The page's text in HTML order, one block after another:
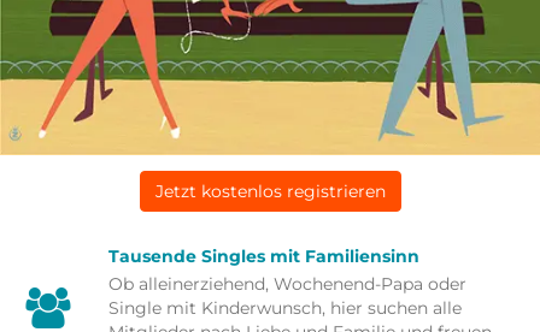
Jetzt kostenlos registrieren
Tausende Singles mit Familiensinn
Ob alleinerziehend, Wochenend-Papa oder
Single mit Kinderwunsch, hier suchen alle